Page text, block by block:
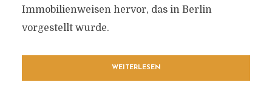
Immobilienweisen hervor, das in Berlin
vorgestellt wurde.
WEITERLESEN